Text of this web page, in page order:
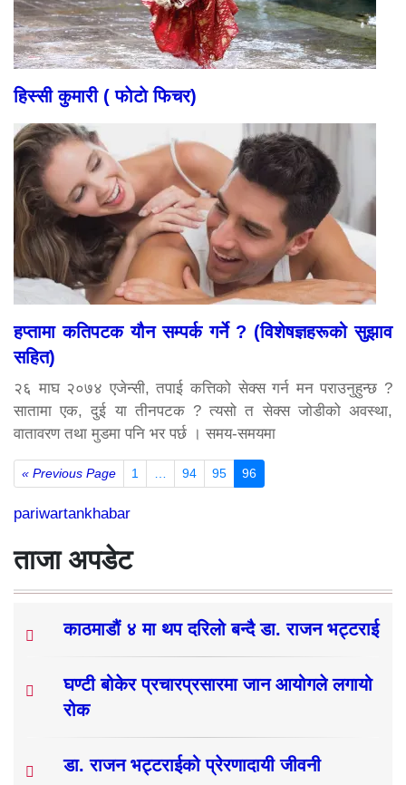
हिस्सी कुमारी ( फाेटाे फिचर)
हप्तामा कतिपटक यौन सम्पर्क गर्ने ? (विशेषज्ञहरूको सुझाव
सहित)
२६ माघ २०७४ एजेन्सी, तपाई कत्तिको सेक्स गर्न मन पराउनुहुन्छ ?
सातामा एक, दुई या तीनपटक ? त्यसो त सेक्स जोडीको अवस्था,
वातावरण तथा मुडमा पनि भर पर्छ । समय-समयमा
« Previous Page 1 94 95 96
pariwartankhabar
ताजा अपडेट
काठमाडौं ४ मा थप दरिलो बन्दै डा. राजन भट्टराई
घण्टी बोकेर प्रचारप्रसारमा जान आयोगले लगायो
रोक
डा. राजन भट्टराईको प्रेरणादायी जीवनी